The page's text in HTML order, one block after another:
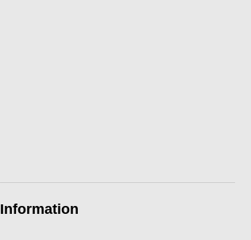
Information